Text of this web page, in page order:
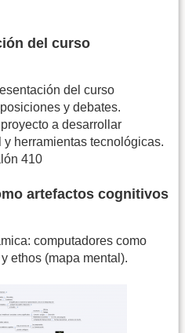
del curso
del curso
y debates.
a desarrollar
y herramientas tecnológicas.
410
artefactos cognitivos
computadores como
ethos (mapa mental).